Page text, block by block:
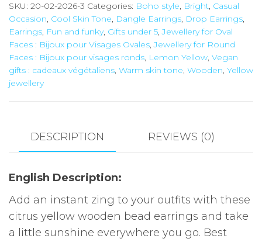
Bright
Yellow
quantity
SKU: 20-02-2026-3 Categories: Boho style, Bright, Casual
Occasion, Cool Skin Tone, Dangle Earrings, Drop Earrings,
Earrings, Fun and funky, Gifts under 5,Jewellery for Oval
Faces : Bijoux pour Visages Ovales,Jewellery for Round
Faces : Bijoux pour visages ronds, Lemon Yellow, Vegan
gifts : cadeaux végétaliens, Warm skin tone, Wooden, Yellow
jewellery
DESCRIPTION REVIEWS (0)
English Description:
Add an instant zing to your outfits with these
citrus yellow wooden bead earrings and take
a little sunshine everywhere you go. Best